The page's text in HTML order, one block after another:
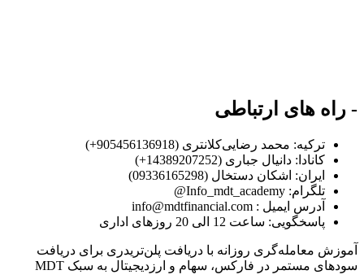
- راه های ارتباطی
ترکیه: محمد رضایی‌کلانتری (905456136918+)
کانادا: دانیال جباری (14389207252+)
ایران: اشکان دستخال (09336165298)
تلگرام: Info_mdt_academy@
آدرس ایمیل : info@mdtfinancial.com
پاسخگویی: ساعت 12 الی 20 روزهای اداری
آموزش معامله‌گری روزانه با دریافت پلن‌تریدری برای دریافت
سودهای مستمر در فارکس، سهام و ارز‌دیجیتال به سبک MDT